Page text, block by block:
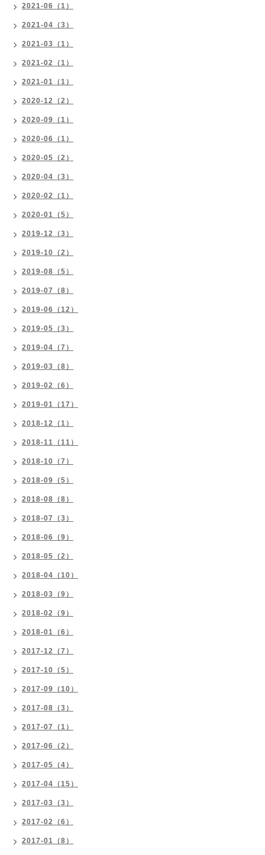
2021-06（1）
2021-04（3）
2021-03（1）
2021-02（1）
2021-01（1）
2020-12（2）
2020-09（1）
2020-06（1）
2020-05（2）
2020-04（3）
2020-02（1）
2020-01（5）
2019-12（3）
2019-10（2）
2019-08（5）
2019-07（8）
2019-06（12）
2019-05（3）
2019-04（7）
2019-03（8）
2019-02（6）
2019-01（17）
2018-12（1）
2018-11（11）
2018-10（7）
2018-09（5）
2018-08（8）
2018-07（3）
2018-06（9）
2018-05（2）
2018-04（10）
2018-03（9）
2018-02（9）
2018-01（6）
2017-12（7）
2017-10（5）
2017-09（10）
2017-08（3）
2017-07（1）
2017-06（2）
2017-05（4）
2017-04（15）
2017-03（3）
2017-02（6）
2017-01（8）